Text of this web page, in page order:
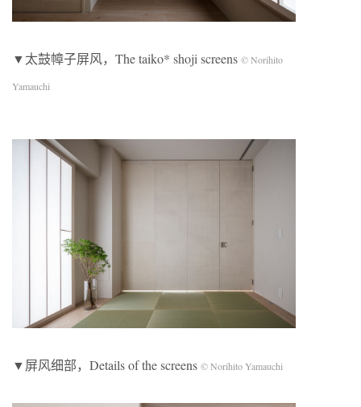
▼太鼓幛子屏风，The taiko* shoji screens © Norihito
Yamauchi
▼屏风细部，Details of the screens © Norihito Yamauchi